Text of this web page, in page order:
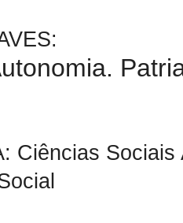
Ciências Sociais